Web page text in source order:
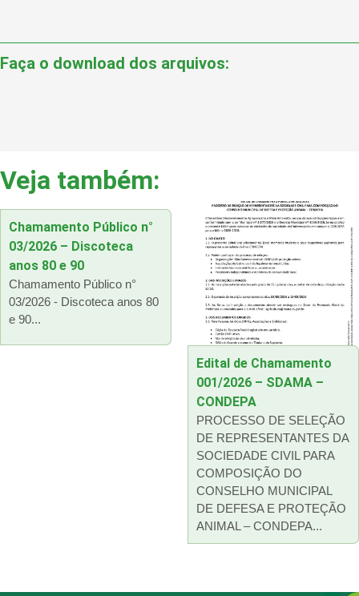
Faça o download dos arquivos:
Veja também:
Chamamento Público n°
03/2026 – Discoteca
anos 80 e 90
Chamamento Público n°
03/2026 - Discoteca anos 80
e 90...
Edital de Chamamento
001/2026 – SDAMA –
CONDEPA
PROCESSO DE SELEÇÃO
DE REPRESENTANTES DA
SOCIEDADE CIVIL PARA
COMPOSIÇÃO DO
CONSELHO MUNICIPAL
DE DEFESA E PROTEÇÃO
ANIMAL – CONDEPA...